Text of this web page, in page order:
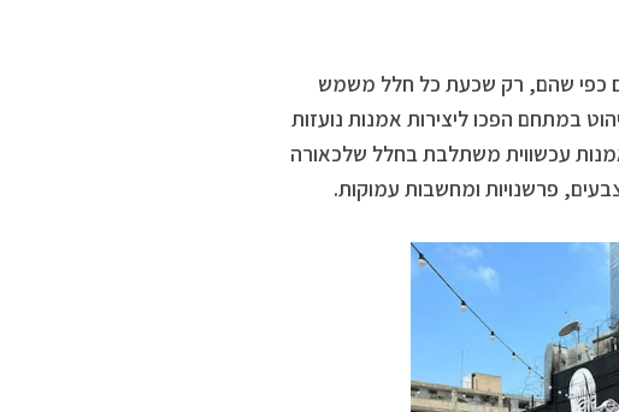
כפי שהם, רק שכעת כל חלל משמש
במתחם הפכו ליצירות אמנות נועזות
עכשווית משתלבת בחלל שלכאורה
פרשנויות ומחשבות עמוקות.